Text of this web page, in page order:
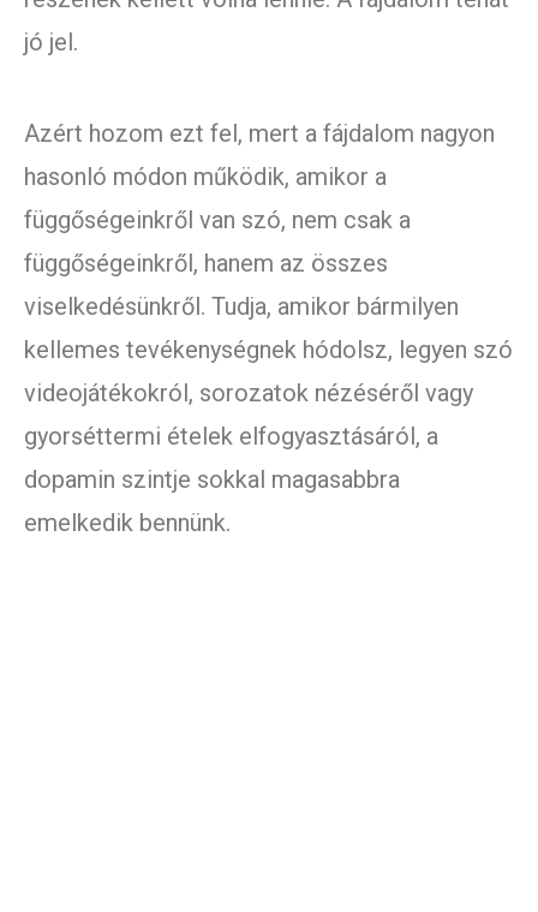
jó jel.
Azért hozom ezt fel, mert a fájdalom nagyon
hasonló módon működik, amikor a
függőségeinkről van szó, nem csak a
függőségeinkről, hanem az összes
viselkedésünkről. Tudja, amikor bármilyen
kellemes tevékenységnek hódolsz, legyen szó
videojátékokról, sorozatok nézéséről vagy
gyorséttermi ételek elfogyasztásáról, a
dopamin szintje sokkal magasabbra
emelkedik bennünk.